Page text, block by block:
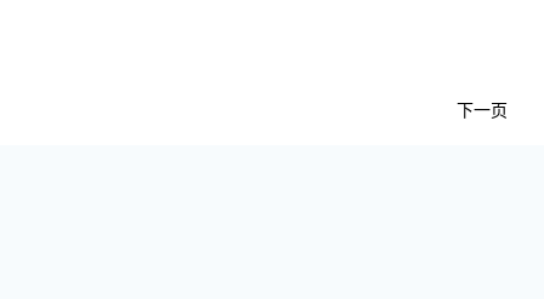
下一页